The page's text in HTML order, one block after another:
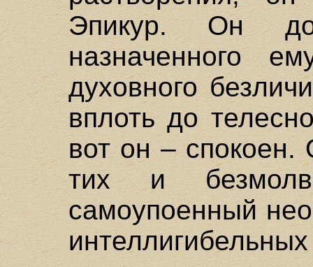
Эпикур. Он
назначенного
духовного
вплоть до
вот он – спокоен.
тих и
самоупоенный